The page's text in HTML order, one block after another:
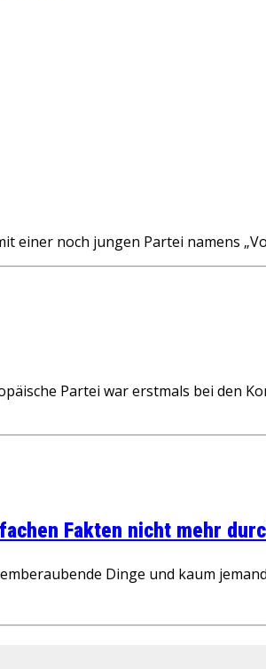
einer noch jungen Partei namens
Partei war erstmals bei den
Fakten nicht mehr
Dinge und kaum